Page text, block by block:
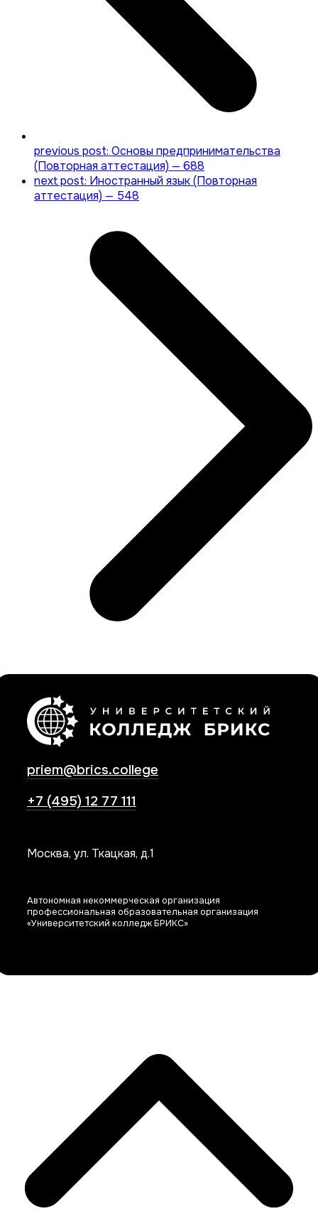
previous post: Основы предпринимательства
(Повторная аттестация) — 688
next post: Иностранный язык (Повторная
аттестация) — 548
priem@brics.college
+7 (495) 12 77 111
Москва, ул. Ткацкая, д.1
Автономная некоммерческая организация
профессиональная образовательная организация
«Университетский колледж БРИКС»